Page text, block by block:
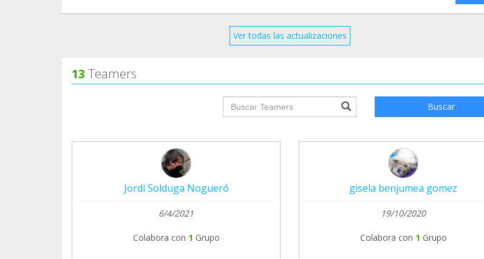
Ver todas las actualizaciones
13 Teamers
groupProfile.searchForm.search.text??? Buscar
Jordi Solduga Nogueró
6/4/2021
Colabora con 1 Grupo
gisela benjumea gomez
19/10/2020
Colabora con 1 Grupo